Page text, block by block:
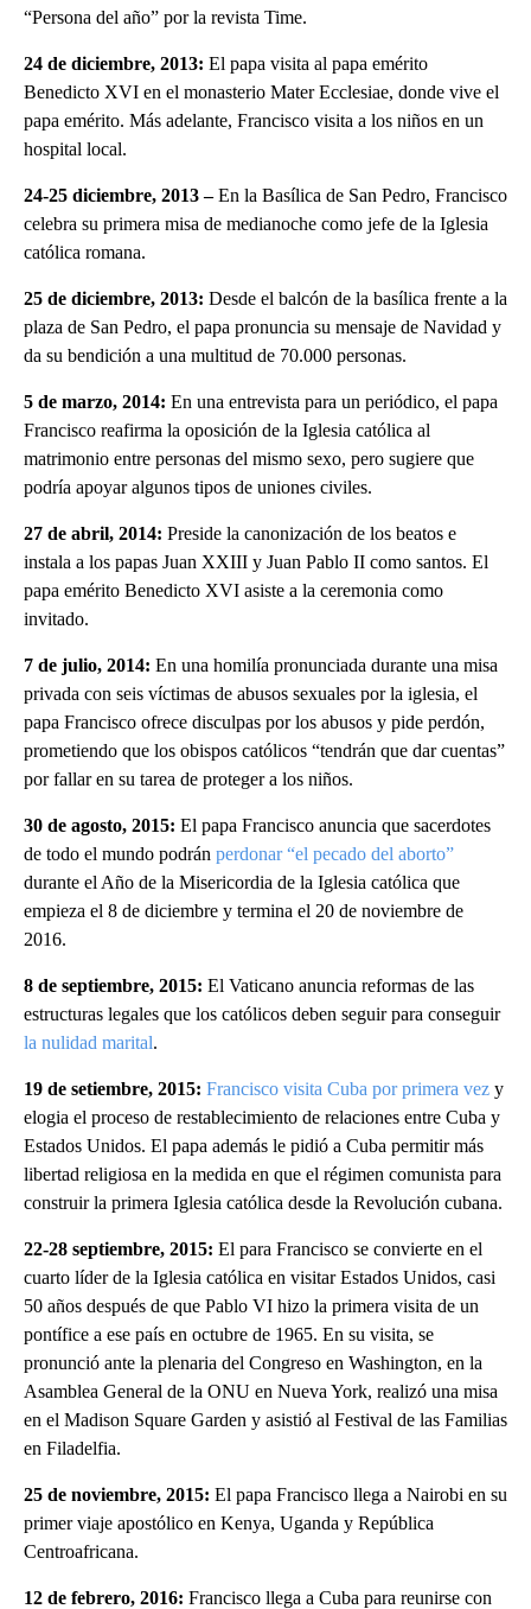
“Persona del año” por la revista Time.
24 de diciembre, 2013: El papa visita al papa emérito
Benedicto XVI en el monasterio Mater Ecclesiae, donde vive el
papa emérito. Más adelante, Francisco visita a los niños en un
hospital local.
24-25 diciembre, 2013 –En la Basílica de San Pedro, Francisco
celebra su primera misa de medianoche como jefe de la Iglesia
católica romana.
25 de diciembre, 2013: Desde el balcón de la basílica frente a la
plaza de San Pedro, el papa pronuncia su mensaje de Navidad y
da su bendición a una multitud de 70.000 personas.
5 de marzo, 2014: En una entrevista para un periódico, el papa
Francisco reafirma la oposición de la Iglesia católica al
matrimonio entre personas del mismo sexo, pero sugiere que
podría apoyar algunos tipos de uniones civiles.
27 de abril, 2014: Preside la canonización de los beatos e
instala a los papas Juan XXIII y Juan Pablo II como santos. El
papa emérito Benedicto XVI asiste a la ceremonia como
invitado.
7 de julio, 2014: En una homilía pronunciada durante una misa
privada con seis víctimas de abusos sexuales por la iglesia, el
papa Francisco ofrece disculpas por los abusos y pide perdón,
prometiendo que los obispos católicos “tendrán que dar cuentas”
por fallar en su tarea de proteger a los niños.
30 de agosto, 2015: El papa Francisco anuncia que sacerdotes
de todo el mundo podrán perdonar “el pecado del aborto”
durante el Año de la Misericordia de la Iglesia católica que
empieza el 8 de diciembre y termina el 20 de noviembre de
2016.
8 de septiembre, 2015: El Vaticano anuncia reformas de las
estructuras legales que los católicos deben seguir para conseguir
la nulidad marital.
19 de setiembre, 2015: Francisco visita Cuba por primera vez y
elogia el proceso de restablecimiento de relaciones entre Cuba y
Estados Unidos. El papa además le pidió a Cuba permitir más
libertad religiosa en la medida en que el régimen comunista para
construir la primera Iglesia católica desde la Revolución cubana.
22-28 septiembre, 2015: El para Francisco se convierte en el
cuarto líder de la Iglesia católica en visitar Estados Unidos, casi
50 años después de que Pablo VI hizo la primera visita de un
pontífice a ese país en octubre de 1965. En su visita, se
pronunció ante la plenaria del Congreso en Washington, en la
Asamblea General de la ONU en Nueva York, realizó una misa
en el Madison Square Garden y asistió al Festival de las Familias
en Filadelfia.
25 de noviembre, 2015: El papa Francisco llega a Nairobi en su
primer viaje apostólico en Kenya, Uganda y República
Centroafricana.
12 de febrero, 2016: Francisco llega a Cuba para reunirse con